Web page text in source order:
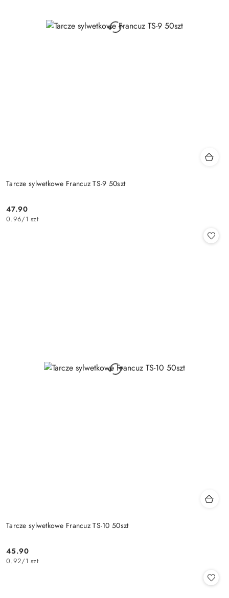
Tarcze sylwetkowe Francuz TS-9 50szt
Cena:
47.90
0.96/1 szt
Tarcze sylwetkowe Francuz TS-10 50szt
Cena:
45.90
0.92/1 szt